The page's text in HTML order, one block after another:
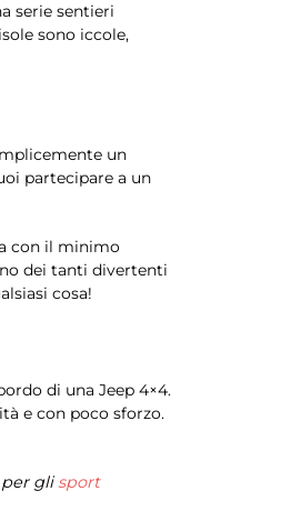
serie sentieri
sono iccole,
un
partecipare a un
con il minimo
dei tanti divertenti
cosa!
di una Jeep 4×4.
e con poco sforzo.
gli sport